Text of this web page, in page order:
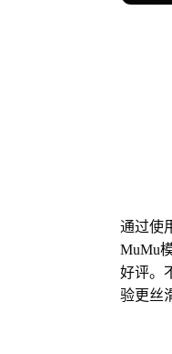
通过使
MuMu
好评。
验更丝